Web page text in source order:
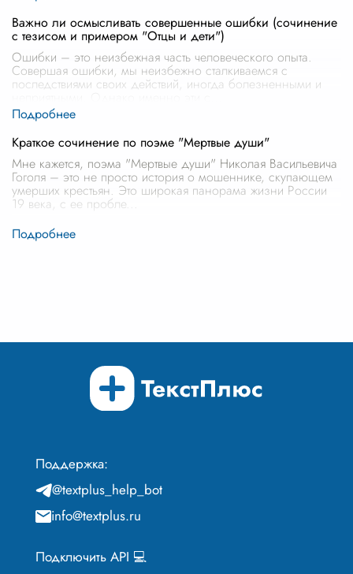
Важно ли осмысливать совершенные ошибки (сочинение
с тезисом и примером "Отцы и дети")
Ошибки – это неизбежная часть человеческого опыта.
Совершая ошибки, мы неизбежно сталкиваемся с
последствиями своих действий, иногда болезненными и
Краткое сочинение по поэме "Мертвые души"
Мне кажется, поэма "Мертвые души" Николая Васильевича
Гоголя – это не просто история о мошеннике, скупающем
умерших крестьян. Это широкая панорама жизни России
19 века, с ее пробле
Поддержка:
@textplus_help_bot
info@textplus.ru
Подключить API 💻